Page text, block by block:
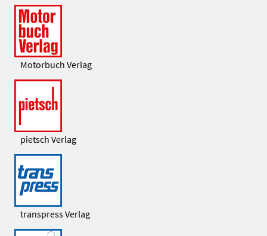
Motorbuch Verlag
pietsch Verlag
transpress Verlag